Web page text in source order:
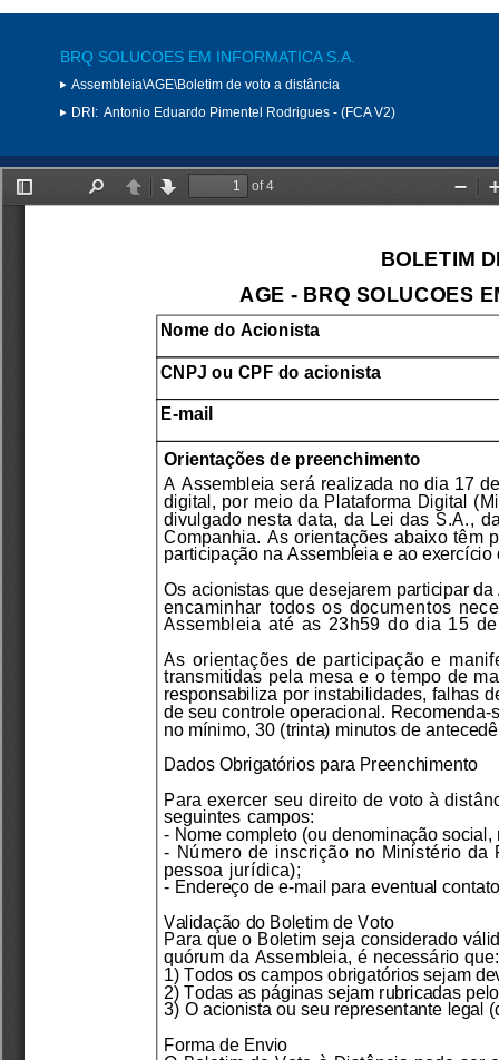
BRQ SOLUCOES EM INFORMATICA S.A.
Assembleia\AGE\Boletim de voto a distância
DRI: Antonio Eduardo Pimentel Rodrigues - (FCA V2)